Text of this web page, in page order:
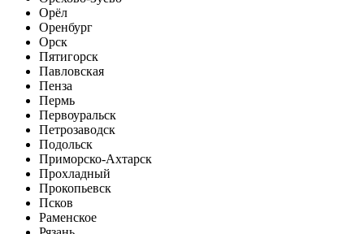
Орёл
Оренбург
Орск
Пятигорск
Павловская
Пенза
Пермь
Первоуральск
Петрозаводск
Подольск
Приморско-Ахтарск
Прохладный
Прокопьевск
Псков
Раменское